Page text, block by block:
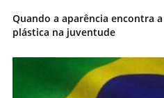
Quando a aparência encontra
plástica na juventude